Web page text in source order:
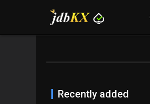
Recently added